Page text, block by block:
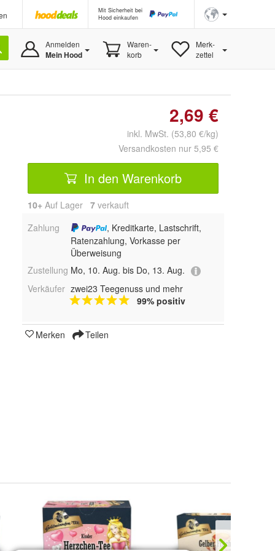
Mit Sicherheit bei
Hood einkaufen
Anmelden
Mein Hood
Waren-
korb
Merk-
zettel
2,69 €
inkl. MwSt. (53,80 €/kg)
Versandkosten nur 5,95 €
In den Warenkorb
10+ Auf Lager 7 verkauft
Zahlung
, Kreditkarte, Lastschrift,
Ratenzahlung, Vorkasse per
Überweisung
Zustellung Mo, 10. Aug. bis Do, 13. Aug.
Verkäufer zwei23 Teegenuss und mehr
99% positiv
Merken Teilen